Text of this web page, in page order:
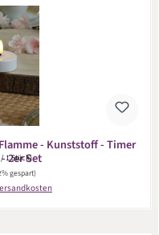
- Kunststoff - Timer
2er Set
1 Stück)
gespart)